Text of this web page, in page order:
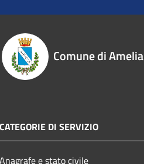
Comune di Amelia
CATEGORIE DI SERVIZIO
Anagrafe e stato civile